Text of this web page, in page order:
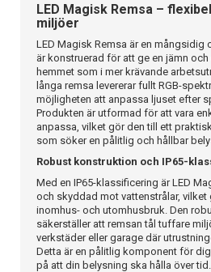
LED Magisk Remsa –
miljöer
LED Magisk Remsa är en mångsidig
är konstruerad för att ge en jämn
hemmet som i mer krävande
långa remsa levererar fullt RGB-
möjligheten att anpassa ljuset efter
Produkten är utformad för att vara
anpassa, vilket gör den till ett
som söker en pålitlig och hållbar
Robust konstruktion och IP65-
Med en IP65-klassificering är LED
och skyddad mot vattenstrålar,
inomhus- och utomhusbruk. Den
säkerställer att remsan tål tuffare
verkstäder eller garage där
Detta är en pålitlig komponent för
på att din belysning ska hålla över tid.